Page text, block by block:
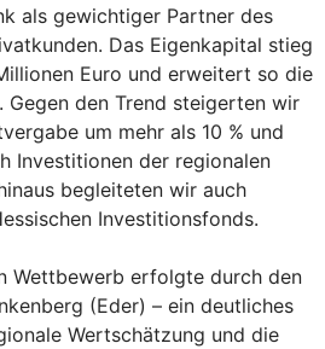
als gewichtiger Partner des
Das Eigenkapital stieg
Euro und erweitert so die
den Trend steigerten wir
um mehr als 10 % und
Investitionen der regionalen
begleiteten wir auch
Investitionsfonds.
Wettbewerb erfolgte durch den
(Eder) – ein deutliches
Wertschätzung und die